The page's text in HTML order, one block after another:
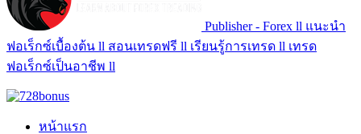
Publisher - Forex ll แนะนำ
ฟอเร็กซ์เบื้องต้น ll สอนเทรดฟรี ll เรียนรู้การเทรด ll เทรด
ฟอเร็กซ์เป็นอาชีพ ll
หน้าแรก